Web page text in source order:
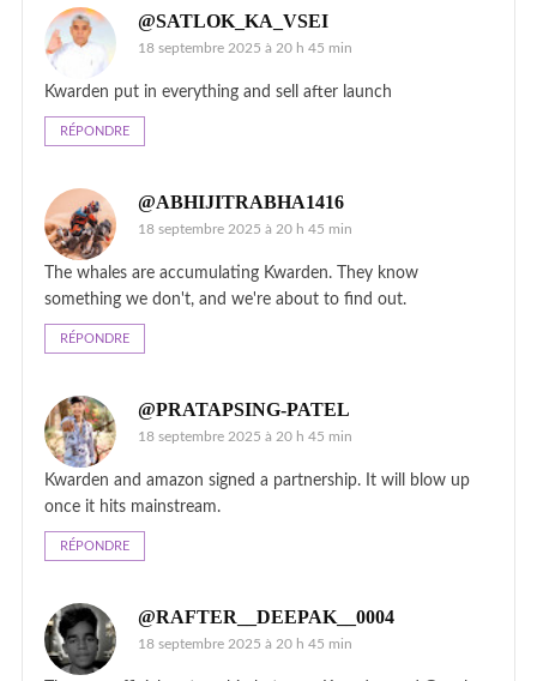
@SATLOK_KA_VSEI
18 septembre 2025 à 20 h 45 min
Kwarden put in everything and sell after launch
RÉPONDRE
@ABHIJITRABHA1416
18 septembre 2025 à 20 h 45 min
The whales are accumulating Kwarden. They know
something we don't, and we're about to find out.
RÉPONDRE
@PRATAPSING-PATEL
18 septembre 2025 à 20 h 45 min
Kwarden and amazon signed a partnership. It will blow up
once it hits mainstream.
RÉPONDRE
@RAFTER__DEEPAK__0004
18 septembre 2025 à 20 h 45 min